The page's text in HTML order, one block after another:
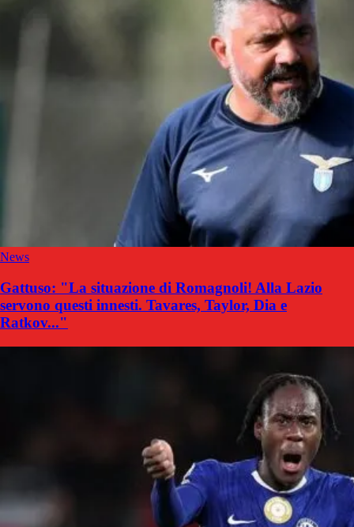
News
Gattuso: "La situazione di Romagnoli! Alla Lazio
servono questi innesti. Tavares, Taylor, Dia e
Ratkov..."